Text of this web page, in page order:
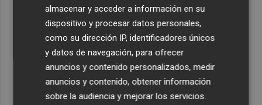
Los premios Pencho Cros reconocen a grandes
referentes del flamenco en el Cante de las Minas
almacenar y acceder a información en su
dispositivo y procesar datos personales,
como su dirección IP, identificadores únicos
y datos de navegación, para ofrecer
anuncios y contenido personalizados, medir
anuncios y contenido, obtener información
sobre la audiencia y mejorar los servicios.